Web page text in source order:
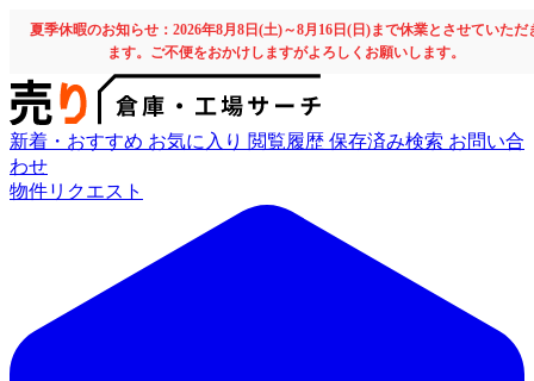
夏季休暇のお知らせ：2026年8月8日(土)～8月16日(日)まで休業とさせていただ
ます。ご不便をおかけしますがよろしくお願いします。
新着・おすすめ お気に入り 閲覧履歴 保存済み検索 お問い合
わせ
物件リクエスト